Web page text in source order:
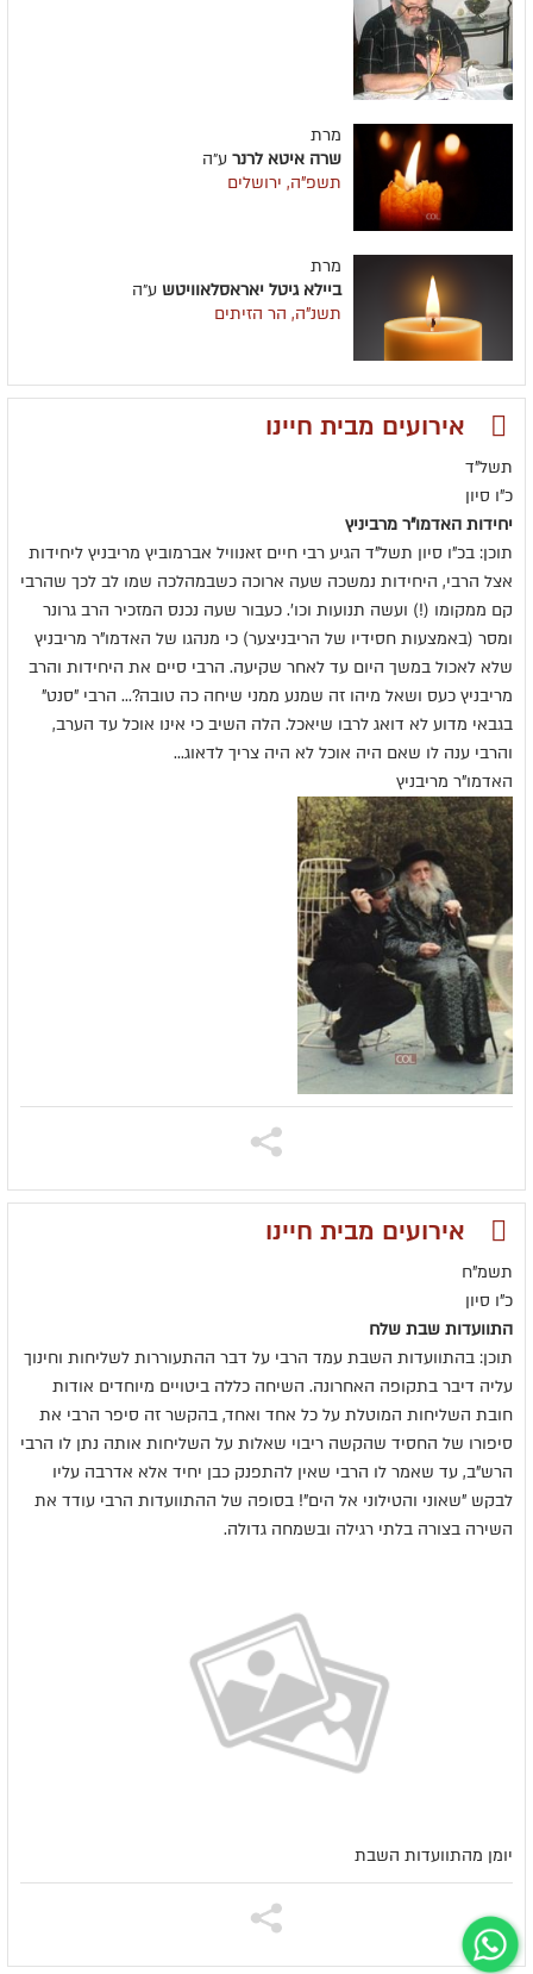
מרת
שרה איטא לרנר ע״ה
תשפ"ה, ירושלים
מרת
ביילא גיטל יאראסלאוויטש ע״ה
תשנ"ה, הר הזיתים
אירועים מבית חיינו
תשל"ד
כ"ו סיון
יחידות האדמו"ר מרביניץ
תוכן: בכ"ו סיון תשל"ד הגיע רבי חיים זאנוויל אברמוביץ מריבניץ ליחידות
אצל הרבי, היחידות נמשכה שעה ארוכה כשבמהלכה שמו לב לכך שהרבי
קם ממקומו (!) ועשה תנועות וכו'. כעבור שעה נכנס המזכיר הרב גרונר
ומסר (באמצעות חסידיו של הריבניצער) כי מנהגו של האדמו"ר מריבניץ
שלא לאכול במשך היום עד לאחר שקיעה. הרבי סיים את היחידות והרב
מריבניץ כעס ושאל מיהו זה שמנע ממני שיחה כה טובה?... הרבי "סנט"
בגבאי מדוע לא דואג לרבו שיאכל. הלה השיב כי אינו אוכל עד הערב,
והרבי ענה לו שאם היה אוכל לא היה צריך לדאוג...
האדמו"ר מריבניץ
אירועים מבית חיינו
תשמ"ח
כ"ו סיון
התוועדות שבת שלח
תוכן: בהתוועדות השבת עמד הרבי על דבר ההתעוררות לשליחות וחינוך
עליה דיבר בתקופה האחרונה. השיחה כללה ביטויים מיוחדים אודות
חובת השליחות המוטלת על כל אחד ואחד, בהקשר זה סיפר הרבי את
סיפורו של החסיד שהקשה ריבוי שאלות על השליחות אותה נתן לו הרבי
הרש"ב, עד שאמר לו הרבי שאין להתפנק כבן יחיד אלא אדרבה עליו
לבקש "שאוני והטילוני אל הים"! בסופה של ההתוועדות הרבי עודד את
השירה בצורה בלתי רגילה ובשמחה גדולה.
יומן מהתוועדות השבת